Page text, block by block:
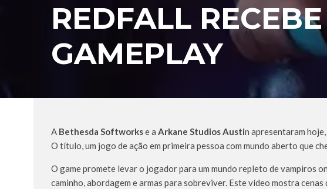
REDFALL
GAMEPLAY
A Bethesda Softworkse a Arkane Studios Austin apresentaram
O título, um jogo de ação em primeira pessoa com mundo aberto que
O game promete levar o jogador para um mundo repleto de vampiros
caminho, abordagem e armas para sobreviver. Este vídeo mostra cenas